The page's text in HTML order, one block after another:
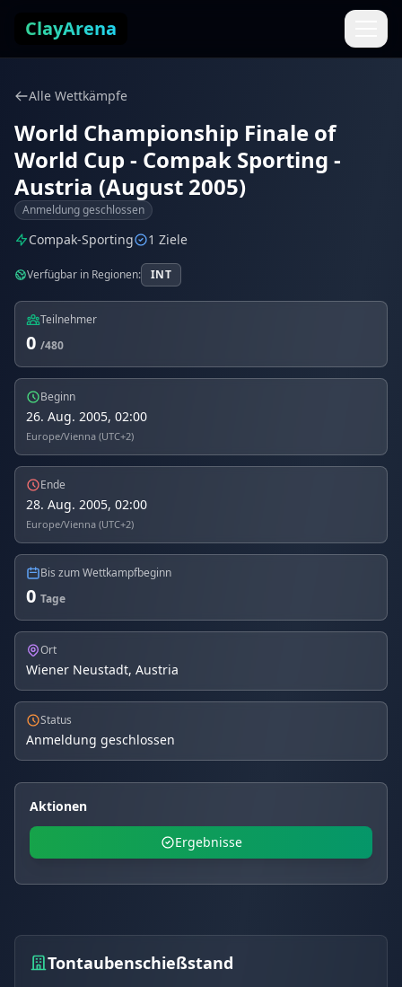
ClayArena
Alle Wettkämpfe
World Championship Finale of
World Cup - Compak Sporting -
Austria (August 2005)
Anmeldung geschlossen
Compak-Sporting 1 Ziele
Verfügbar in Regionen: INT
Teilnehmer
0 /480
Beginn
26. Aug. 2005, 02:00
Europe/Vienna (UTC+2)
Ende
28. Aug. 2005, 02:00
Europe/Vienna (UTC+2)
Bis zum Wettkampfbeginn
0 Tage
Ort
Wiener Neustadt, Austria
Status
Anmeldung geschlossen
Aktionen
Ergebnisse
Tontaubenschießstand